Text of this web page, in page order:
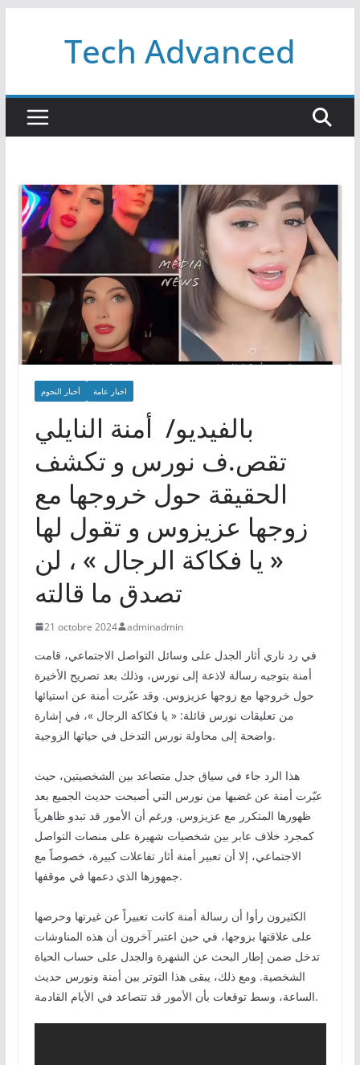
Tech Advanced
أخبار النجوم اخبار عامة
بالفيديو/ أمنة النايلي
تقص.ف نورس و تكشف
الحقيقة حول خروجها مع
زوجها عزيزوس و تقول لها
« يا فكاكة الرجال » ، لن
تصدق ما قالته
21 octobre 2024 adminadmin
في رد ناري أثار الجدل على وسائل التواصل الاجتماعي، قامت
أمنة بتوجيه رسالة لاذعة إلى نورس، وذلك بعد تصريح الأخيرة
حول خروجها مع زوجها عزيزوس. وقد عبّرت أمنة عن استيائها
من تعليقات نورس قائلة: « يا فكاكة الرجال »، في إشارة
واضحة إلى محاولة نورس التدخل في حياتها الزوجية.
هذا الرد جاء في سياق جدل متصاعد بين الشخصيتين، حيث
عبّرت أمنة عن غضبها من نورس التي أصبحت حديث الجميع بعد
ظهورها المتكرر مع عزيزوس. ورغم أن الأمور قد تبدو ظاهرياً
كمجرد خلاف عابر بين شخصيات شهيرة على منصات التواصل
الاجتماعي، إلا أن تعبير أمنة أثار تفاعلات كبيرة، خصوصاً مع
جمهورها الذي دعمها في موقفها.
الكثيرون رأوا أن رسالة أمنة كانت تعبيراً عن غيرتها وحرصها
على علاقتها بزوجها، في حين اعتبر آخرون أن هذه المناوشات
تدخل ضمن إطار البحث عن الشهرة والجدل على حساب الحياة
الشخصية. ومع ذلك، يبقى هذا التوتر بين أمنة ونورس حديث
الساعة، وسط توقعات بأن الأمور قد تتصاعد في الأيام القادمة.